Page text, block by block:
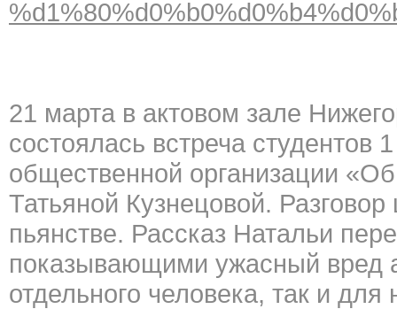
21 марта в актовом зале
состоялась встреча студентов
общественной организации
Татьяной Кузнецовой.
пьянстве. Рассказ Натальи
показывающими ужасный вред
отдельного человека, так и